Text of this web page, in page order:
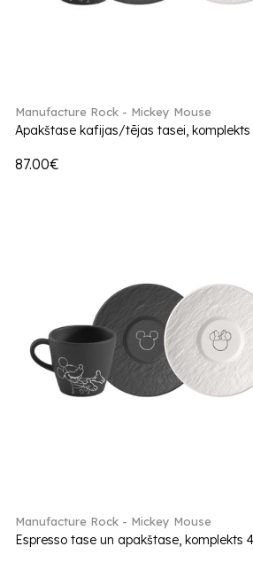
Manufacture Rock - Mickey Mouse
Apakštase kafijas/tējas tasei, komplekts
87.00€
Manufacture Rock - Mickey Mouse
Espresso tase un apakštase, komplekts